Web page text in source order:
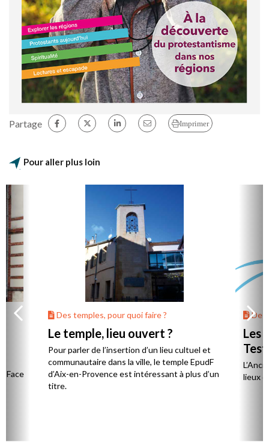
Partage Imprimer
Pour aller plus loin
Face
Des temples, pour quoi faire ?
Le temple, lieu ouvert ?
Pour parler de l’insertion d’un lieu cultuel et
communautaire dans la ville, le temple EpudF
d’Aix-en-Provence est intéressant à plus d’un
titre.
Des
Les
lieux